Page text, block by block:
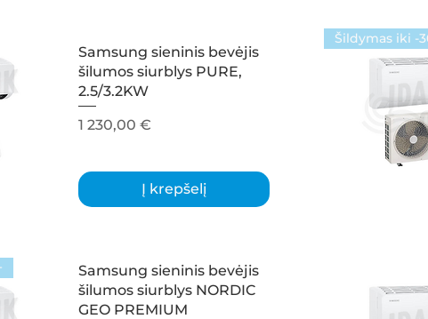
Samsung sieninis bevėjis
šilumos siurblys PURE,
2.5/3.2KW
Kaina
1 230,00 €
Į krepšelį
Šildymas iki -
Samsung sieninis bevėjis
šilumos siurblys NORDIC
GEO PREMIUM